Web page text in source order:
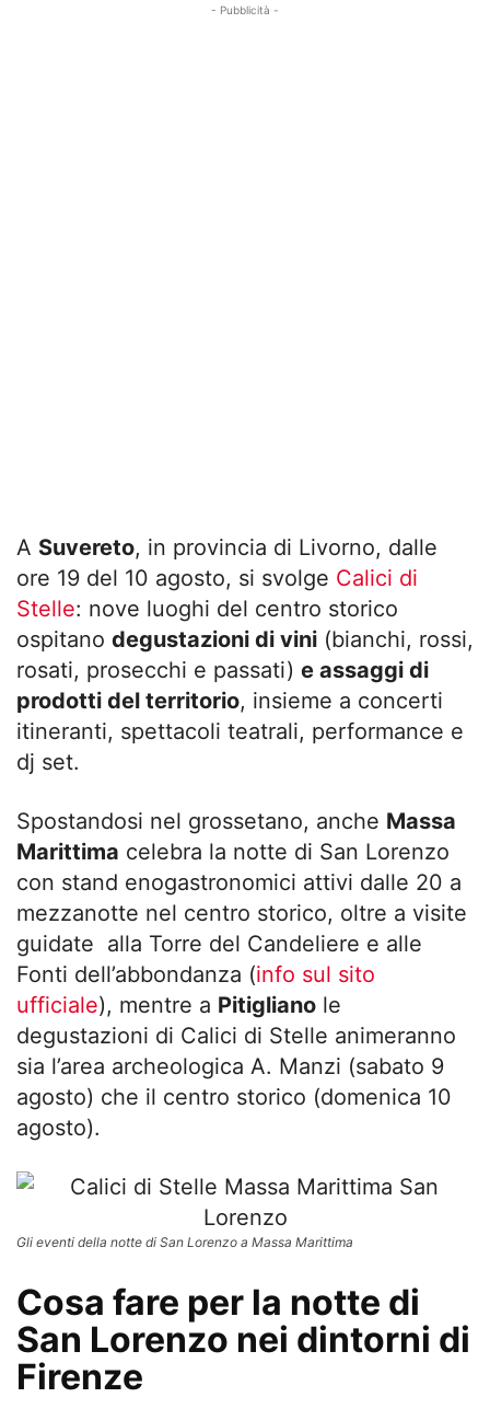
- Pubblicità -
A Suvereto, in provincia di Livorno, dalle
ore 19 del 10 agosto, si svolge Calici di
Stelle: nove luoghi del centro storico
ospitano degustazioni di vini (bianchi, rossi,
rosati, prosecchi e passati) e assaggi di
prodotti del territorio, insieme a concerti
itineranti, spettacoli teatrali, performance e
dj set.
Spostandosi nel grossetano, anche Massa
Marittima celebra la notte di San Lorenzo
con stand enogastronomici attivi dalle 20 a
mezzanotte nel centro storico, oltre a visite
guidate alla Torre del Candeliere e alle
Fonti dell’abbondanza (info sul sito
ufficiale), mentre a Pitigliano le
degustazioni di Calici di Stelle animeranno
sia l’area archeologica A. Manzi (sabato 9
agosto) che il centro storico (domenica 10
agosto).
Gli eventi della notte di San Lorenzo a Massa Marittima
Cosa fare per la notte di
San Lorenzo nei dintorni di
Firenze